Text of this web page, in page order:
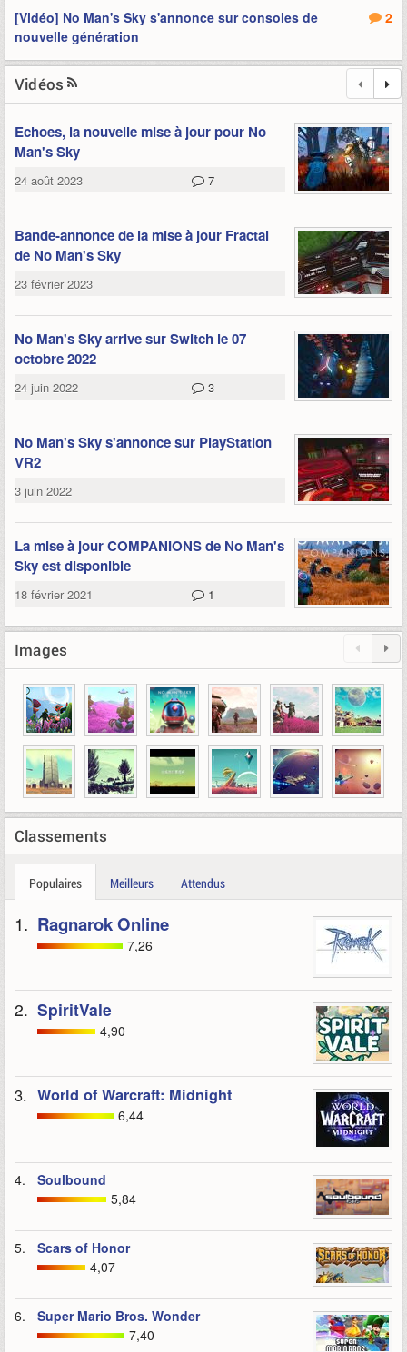
2
[Vidéo] No Man's Sky s'annonce sur consoles de
nouvelle génération
Vidéos
Echoes, la nouvelle mise à jour pour No
Man's Sky
24 août 2023 7
Bande-annonce de la mise à jour Fractal
de No Man's Sky
23 février 2023
No Man's Sky arrive sur Switch le 07
octobre 2022
24 juin 2022 3
No Man's Sky s'annonce sur PlayStation
VR2
3 juin 2022
La mise à jour COMPANIONS de No Man's
Sky est disponible
18 février 2021 1
Images
Classements
Populaires Meilleurs Attendus
1. Ragnarok Online
7,26
2. SpiritVale
4,90
3. World of Warcraft: Midnight
6,44
4.
Soulbound
5,84
5.
Scars of Honor
4,07
6.
Super Mario Bros. Wonder
7,40